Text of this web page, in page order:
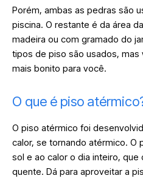
Porém, ambas as pedras são
piscina. O restante é da área
madeira ou com gramado do
tipos de piso são usados,
mais bonito para você.
O que é piso
O piso atérmico foi
calor, se tornando atérmico. O
sol e ao calor o dia inteiro,
quente. Dá para aproveitar a